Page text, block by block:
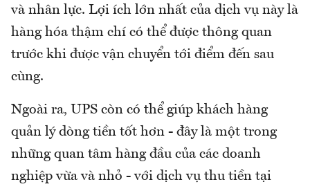
và nhân lực. Lợi ích lớn nhất của dịch vụ này là
hàng hóa thậm chí có thể được thông quan
trước khi được vận chuyển tới điểm đến sau
cùng.
Ngoài ra, UPS còn có thể giúp khách hàng
quản lý dòng tiền tốt hơn - đây là một trong
những quan tâm hàng đầu của các doanh
nghiệp vừa và nhỏ - với dịch vụ thu tiền tại